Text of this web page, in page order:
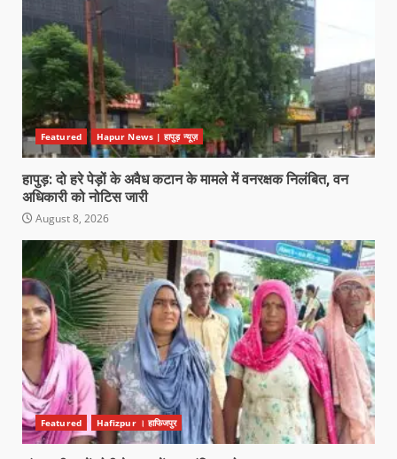
Featured Hapur News | हापुड़ न्यूज़
हापुड़: दो हरे पेड़ों के अवैध कटान के मामले में वनरक्षक निलंबित, वन
अधिकारी को नोटिस जारी
August 8, 2026
Featured Hafizpur । हाफिजपुर